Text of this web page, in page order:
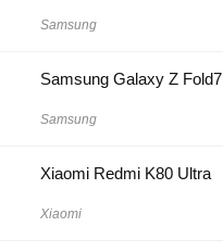
Samsung
Samsung Galaxy Z Fold7
Samsung
Xiaomi Redmi K80 Ultra
Xiaomi